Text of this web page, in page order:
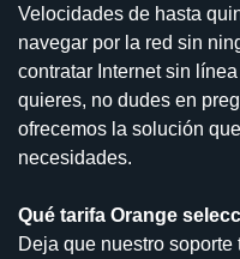
Velocidades de hasta
navegar por la red sin
contratar Internet sin
quieres, no dudes en
ofrecemos la solución
necesidades.
Qué tarifa Orange
Deja que nuestro